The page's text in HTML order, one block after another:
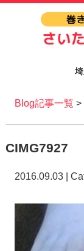
Blog記事一覧 >
CIMG7927
2016.09.03 |